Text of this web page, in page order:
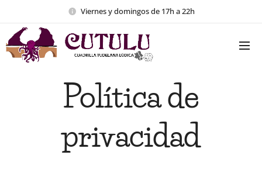
Viernes y domingos de 17h a 22h
Política de
privacidad